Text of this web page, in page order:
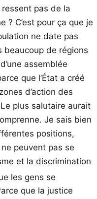
pas de la
? C’est pour ça que je
ne date pas
beaucoup de régions
assemblée
que l’État a créé
d’action des
plus salutaire aurait
Je sais bien
positions,
peuvent pas se
et la discrimination
les gens se
que la justice